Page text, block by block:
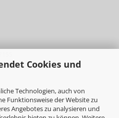
Cookies und
Technologien, auch von
Funktionsweise der Website zu
Angebotes zu analysieren und